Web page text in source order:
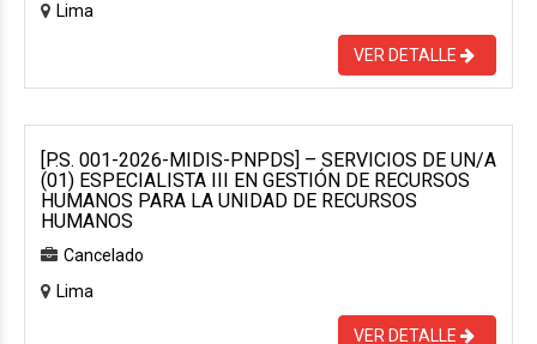
Lima
VER DETALLE
[P.S. 001-2026-MIDIS-PNPDS] – SERVICIOS DE UN/A
(01) ESPECIALISTA III EN GESTIÓN DE RECURSOS
HUMANOS PARA LA UNIDAD DE RECURSOS
HUMANOS
Cancelado
Lima
VER DETALLE